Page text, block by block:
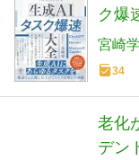
ク爆
宮崎学
34
老化
デン